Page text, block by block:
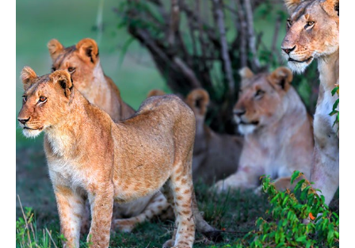
Träffa massajerna